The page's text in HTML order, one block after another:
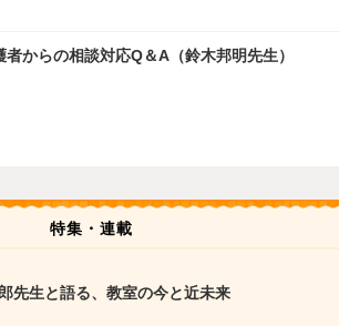
者からの相談対応Q＆A（鈴木邦明先生）
特集・連載
先生と語る、教室の今と近未来